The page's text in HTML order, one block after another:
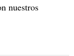
nuestros